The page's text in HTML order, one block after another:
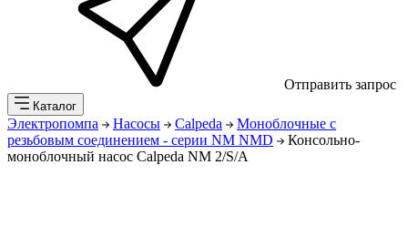
Отправить запрос
Каталог
Электропомпа Насосы Calpeda
Моноблочные с
резьбовым соединением - серии NM NMD
Консольно-
моноблочный насос Calpeda NM 2/S/A